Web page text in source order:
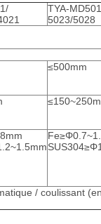
TYA-
5023/5028
≤500mm
/ coulissant